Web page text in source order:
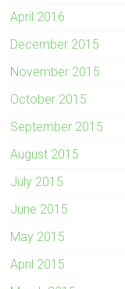
April 2016
December 2015
November 2015
October 2015
September 2015
August 2015
July 2015
June 2015
May 2015
April 2015